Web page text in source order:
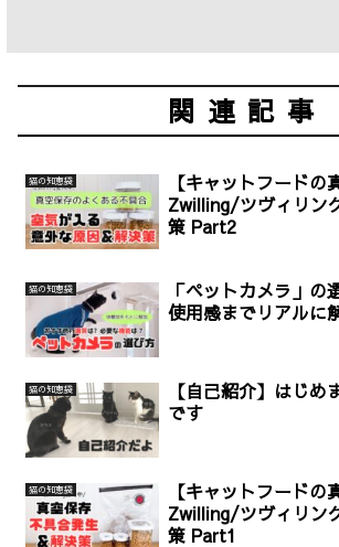
関連記事
猫の知恵袋
【キャットフードの
Zwilling/ツヴィリン
策 Part2
猫の知恵袋
「ペットカメラ」の
使用感までリアルに
猫の知恵袋
【自己紹介】はじめ
です
猫の知恵袋
【キャットフードの
Zwilling/ツヴィリン
策 Part1